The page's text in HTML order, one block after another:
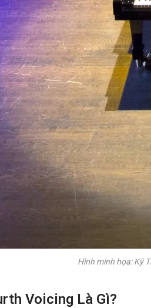
Hình minh họa: Kỹ
Voicing Là Gì?